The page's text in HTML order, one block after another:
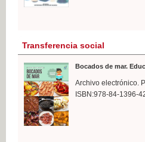
Transferencia social
Bocados de mar.
Archivo electrónico.
ISBN:978-84-1396-